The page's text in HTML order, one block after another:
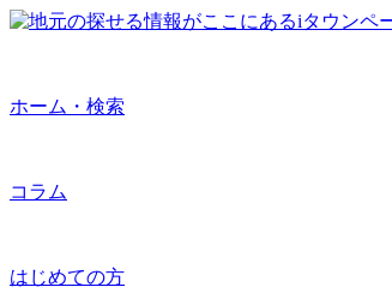
ホーム・検索
コラム
はじめての方